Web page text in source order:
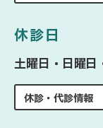
休診日
土曜日・日曜
休診・代診情報